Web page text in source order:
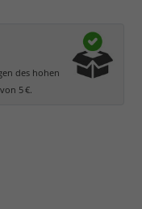
des hohen
5 €.